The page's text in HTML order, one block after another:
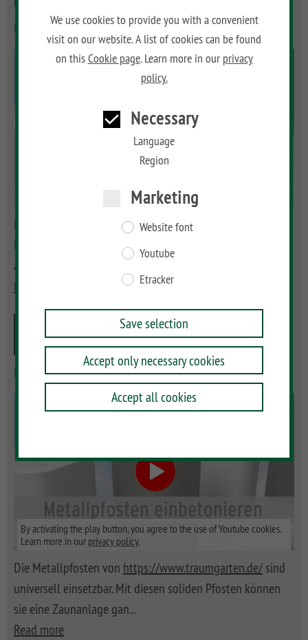
We use cookies to provide you with a convenient
visit on our website. A list of cookies can be found
on thisCookie page. Learn more in our privacy
policy.
Necessary
Language
Region
Marketing
Website font
Youtube
Etracker
Save selection
Accept only necessary cookies
Accept all cookies
Befestigung auf einem Betonfundament
privacy policy.
Mit Metallpfosten vonhttps://www.traumgarten.de/
lassen sich Sichschutzelemente aus WPC, Metall oder Holz
aufbauen. In diesem Video wi
Read more
Metallpfosten zum Aufschrauben in 2 Farben und 2
Höhen
Einbetoniert ins Erdreich
By activating the play button, you agree to the use of Youtube cookies.
Learn more in our privacy policy.
Die Metallpfosten von https://www.traumgarten.de/ sind
universell einsetzbar. Mit diesen soliden Pfosten können
sie eine Zaunanlage gan...
Read more